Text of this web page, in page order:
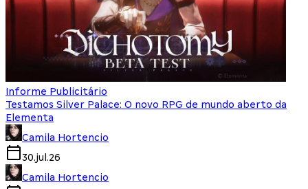
Informe Publicitário
Testamos Silver Palace: O novo RPG de mundo aberto da
Elementa
Camila Hortencio
30.jul.26
Camila Hortencio